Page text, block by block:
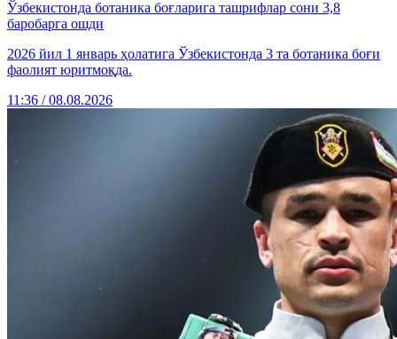
Ўзбекистонда ботаника боғларига ташрифлар сони 3,8
баробарга ошди
2026 йил 1 январь ҳолатига Ўзбекистонда 3 та ботаника боғи
фаолият юритмоқда.
11:36 / 08.08.2026